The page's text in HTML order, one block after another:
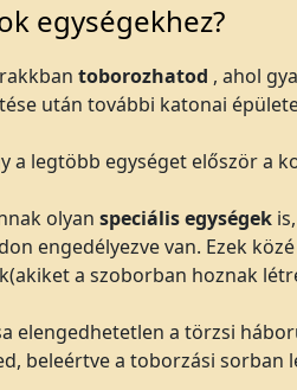
egységekhez?
toborozhatod , ahol
után további katonai
a legtöbb egységet először a
olyan speciális egységek
engedélyezve van. Ezek
(akiket a szoborban hoznak
elengedhetetlen a törzsi
beleértve a toborzási sorban